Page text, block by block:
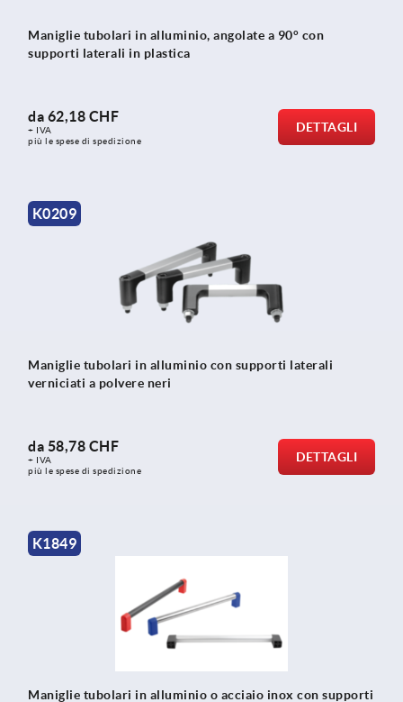
Maniglie tubolari in alluminio, angolate a 90° con
supporti laterali in plastica
da 62,18 CHF
+ IVA
più le spese di spedizione
DETTAGLI
K0209
Maniglie tubolari in alluminio con supporti laterali
verniciati a polvere neri
da 58,78 CHF
+ IVA
più le spese di spedizione
DETTAGLI
K1849
Maniglie tubolari in alluminio o acciaio inox con supporti